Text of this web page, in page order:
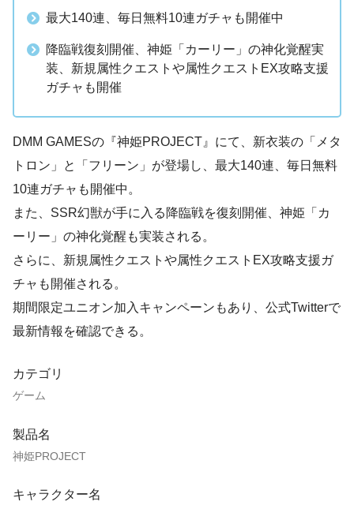
最大140連、毎日無料10連ガチャも開催中
降臨戦復刻開催、神姫「カーリー」の神化覚醒実
装、新規属性クエストや属性クエストEX攻略支援
ガチャも開催
DMM GAMESの『神姫PROJECT』にて、新衣装の「メタ
トロン」と「フリーン」が登場し、最大140連、毎日無料
10連ガチャも開催中。
また、SSR幻獣が手に入る降臨戦を復刻開催、神姫「カ
ーリー」の神化覚醒も実装される。
さらに、新規属性クエストや属性クエストEX攻略支援ガ
チャも開催される。
期間限定ユニオン加入キャンペーンもあり、公式Twitterで
最新情報を確認できる。
カテゴリ
ゲーム
製品名
神姫PROJECT
キャラクター名